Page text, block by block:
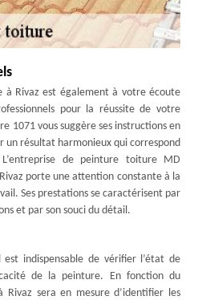
Rivaz est également à votre écoute
pour la réussite de votre
1071 vous suggère ses instructions en
résultat harmonieux qui correspond
de peinture toiture MD
porte une attention constante à la
Ses prestations se caractérisent par
et par son souci du détail.
indispensable de vérifier l’état de
de la peinture. En fonction du
Rivaz sera en mesure d’identifier les